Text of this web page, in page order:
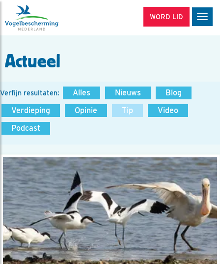
WORD LID
Actueel
Verfijn resultaten: Alles Nieuws
Blog
Verdieping
Opinie Tip
Video
Podcast